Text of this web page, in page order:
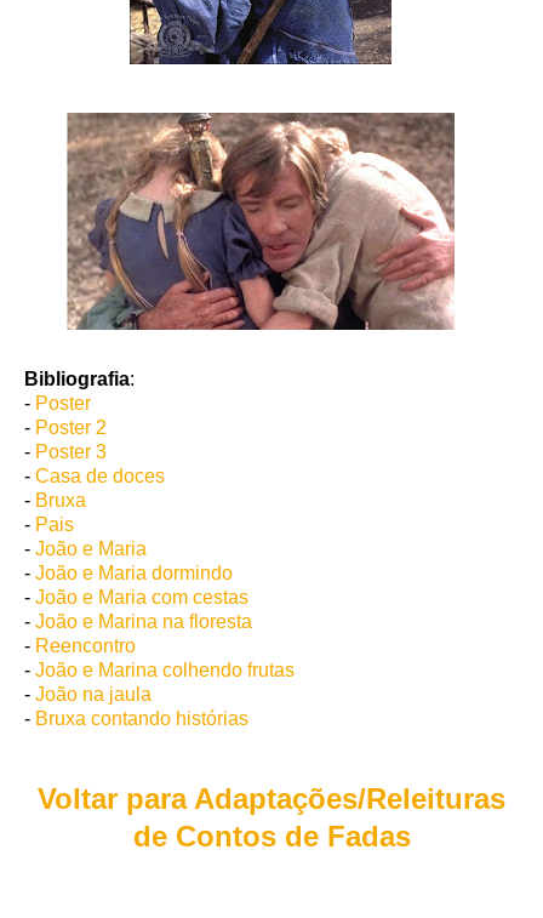
Bibliografia:
- Poster
- Poster 2
- Poster 3
- Casa de doces
- Bruxa
- Pais
- João e Maria
- João e Maria dormindo
- João e Maria com cestas
- João e Marina na floresta
- Reencontro
- João e Marina colhendo frutas
- João na jaula
- Bruxa contando histórias
Voltar para Adaptações/Releituras
de Contos de Fadas